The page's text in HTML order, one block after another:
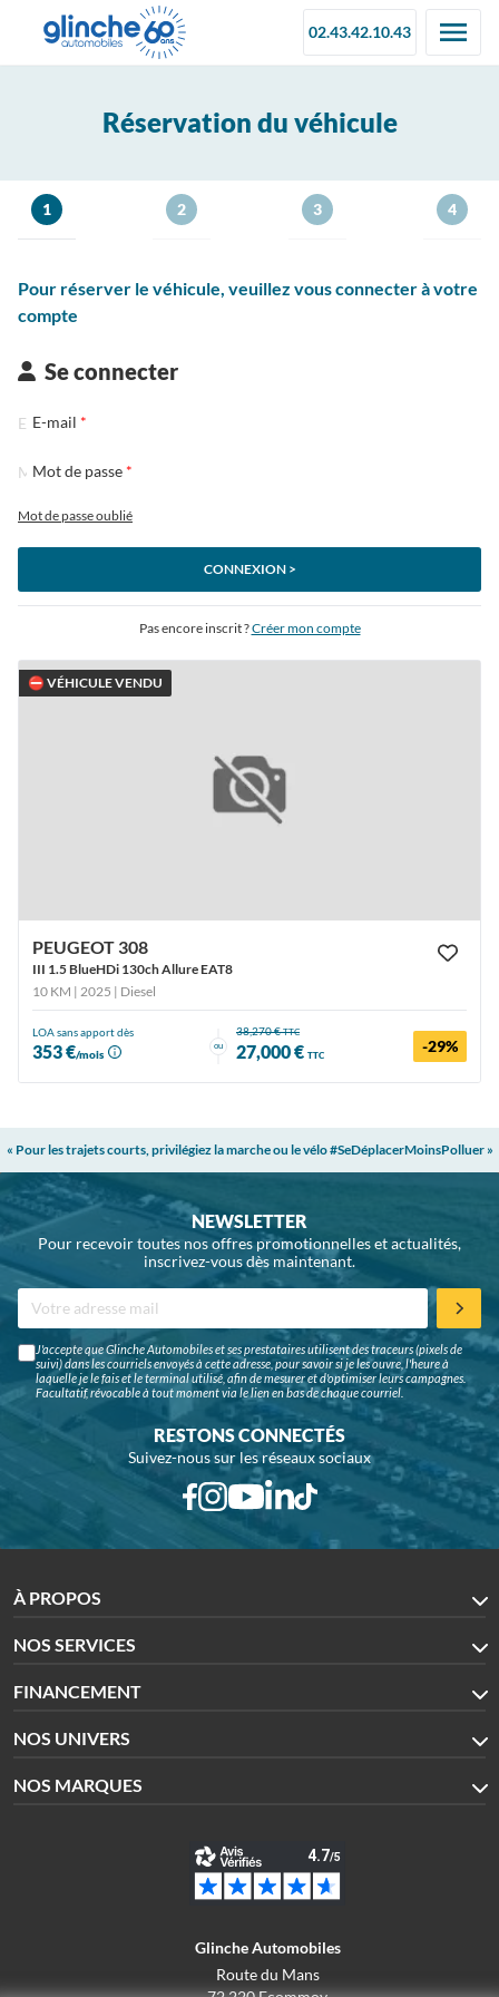
02.43.42.10.43
Réservation du véhicule
1 2 3 4
Pour réserver le véhicule, veuillez vous connecter à votre
compte
Se connecter
E-mail
Mot de passe
Mot de passe oublié
CONNEXION >
Pas encore inscrit ?Créer mon compte
⛔ VÉHICULE VENDU
PEUGEOT 308
III 1.5 BlueHDi 130ch Allure EAT8
10 KM | 2025 | Diesel
LOA sans apport dès
353 €/mois
ou
38,270 €TTC
27,000 € TTC -29%
« Pour les trajets courts, privilégiez la marche ou le vélo #SeDéplacerMoinsPolluer »
NEWSLETTER
Pour recevoir toutes nos offres promotionnelles et actualités,
inscrivez-vous dès maintenant.
J'accepte que Glinche Automobiles et ses prestataires utilisent des traceurs (pixels de
suivi) dans les courriels envoyés à cette adresse, pour savoir si je les ouvre, l'heure à
laquelle je le fais et le terminal utilisé, afin de mesurer et d'optimiser leurs campagnes.
Facultatif, révocable à tout moment via le lien en bas de chaque courriel.
RESTONS CONNECTÉS
Suivez-nous sur les réseaux sociaux
À PROPOS
NOS SERVICES
FINANCEMENT
NOS UNIVERS
NOS MARQUES
Glinche Automobiles
Route du Mans